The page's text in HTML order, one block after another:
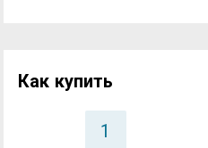
Как купить
1